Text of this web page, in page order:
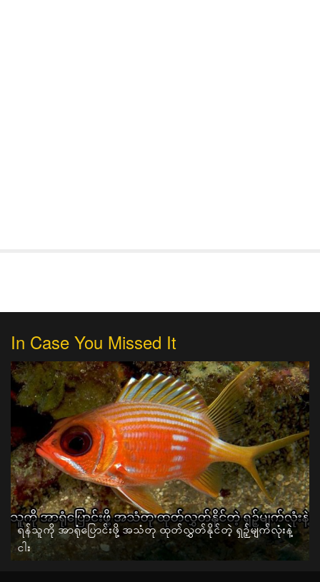
In Case You Missed It
ရန်သူကို အာရုံပြောင်းဖို့ အသံတု ထုတ်လွှတ်နိုင်တဲ့ ရှဉ့်မျက်လုံးနဲ့
ငါး